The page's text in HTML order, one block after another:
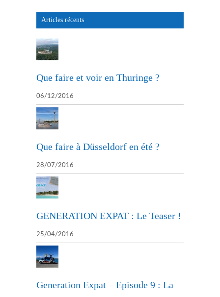
Articles récents
Que faire et voir en Thuringe ?
06/12/2016
Que faire à Düsseldorf en été ?
28/07/2016
GENERATION EXPAT : Le Teaser !
25/04/2016
Generation Expat – Episode 9 : La